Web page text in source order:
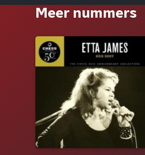
Meer nummers